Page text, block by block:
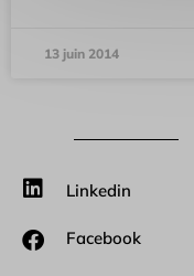
13 juin 2014
Linkedin
Facebook